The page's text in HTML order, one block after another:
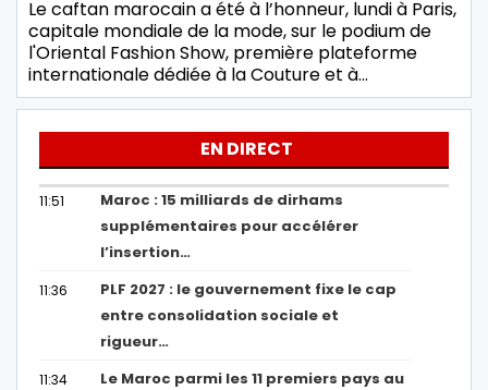
Le caftan marocain a été à l’honneur, lundi à Paris,
capitale mondiale de la mode, sur le podium de
l'Oriental Fashion Show, première plateforme
internationale dédiée à la Couture et à…
EN DIRECT
11:51
Maroc : 15 milliards de dirhams
supplémentaires pour accélérer
l’insertion…
11:36
PLF 2027 : le gouvernement fixe le cap
entre consolidation sociale et
rigueur…
11:34
Le Maroc parmi les 11 premiers pays au